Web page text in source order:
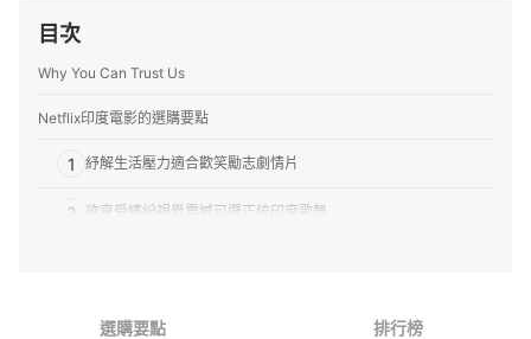
目次
Why You Can Trust Us
Netflix印度電影的選購要點
1 紓解生活壓力適合歡笑勵志劇情片
2 欲享受繽紛視覺震撼可選正統印度歌舞
選購要點 排行榜